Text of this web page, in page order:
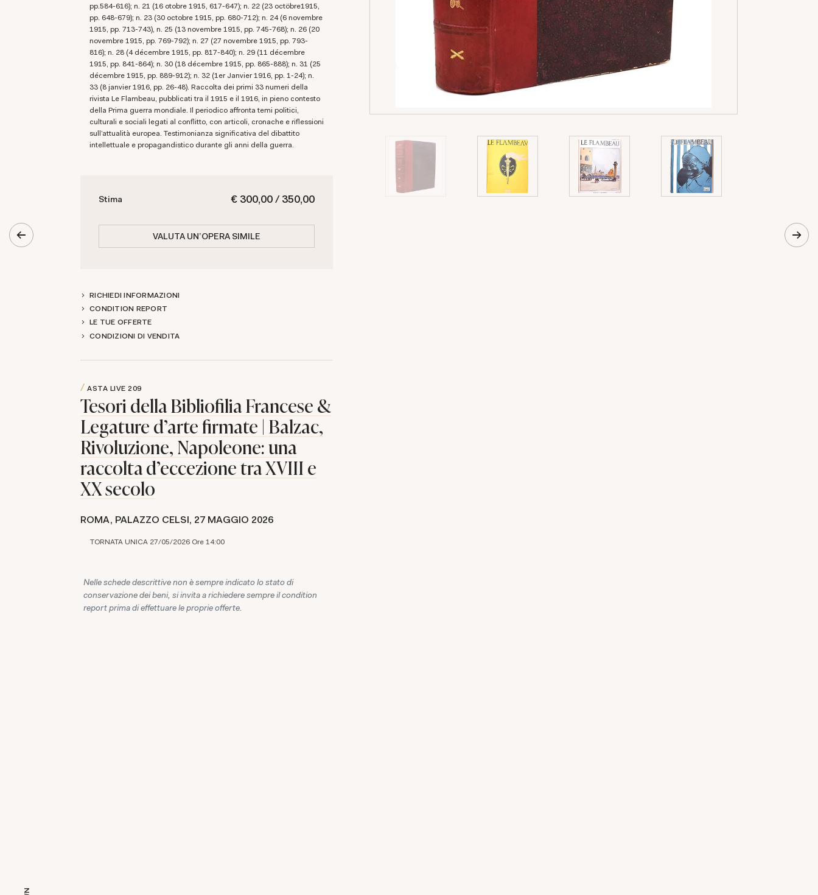
pp.584-616); n. 21 (16 otobre 1915, 617-647); n. 22 (23 octöbre1915,
pp. 648-679); n. 23 (30 octobre 1915, pp. 680-712); n. 24 (6 novembre
1915, pp. 713-743), n. 25 (13 novembre 1915, pp. 745-768); n. 26 (20
novembre 1915, pp. 769-792); n. 27 (27 novembre 1915, pp. 793-
816); n. 28 (4 décembre 1915, pp. 817-840); n. 29 (11 décembre
1915, pp. 841-864); n. 30 (18 décembre 1915, pp. 865-888); n. 31 (25
décembre 1915, pp. 889-912); n. 32 (1er Janvier 1916, pp. 1-24); n.
33 (8 janvier 1916, pp. 26-48). Raccolta dei primi 33 numeri della
rivista Le Flambeau, pubblicati tra il 1915 e il 1916, in pieno contesto
della Prima guerra mondiale. Il periodico affronta temi politici,
culturali e sociali legati al conflitto, con articoli, cronache e riflessioni
sull’attualità europea. Testimonianza significativa del dibattito
intellettuale e propagandistico durante gli anni della guerra.
€ 300,00 / 350,00
Stima
VALUTA UN'OPERA SIMILE
RICHIEDI INFORMAZIONI
CONDITION REPORT
LE TUE OFFERTE
CONDIZIONI DI VENDITA
ASTA LIVE 209
Tesori della Bibliofilia Francese &
Legature d'arte firmate | Balzac,
Rivoluzione, Napoleone: una
raccolta d'eccezione tra XVIII e
XX secolo
ROMA, PALAZZO CELSI, 27 MAGGIO 2026
TORNATA UNICA 27/05/2026 Ore 14:00
Nelle schede descrittive non è sempre indicato lo stato di
conservazione dei beni, si invita a richiedere sempre il condition
report prima di effettuare le proprie offerte.